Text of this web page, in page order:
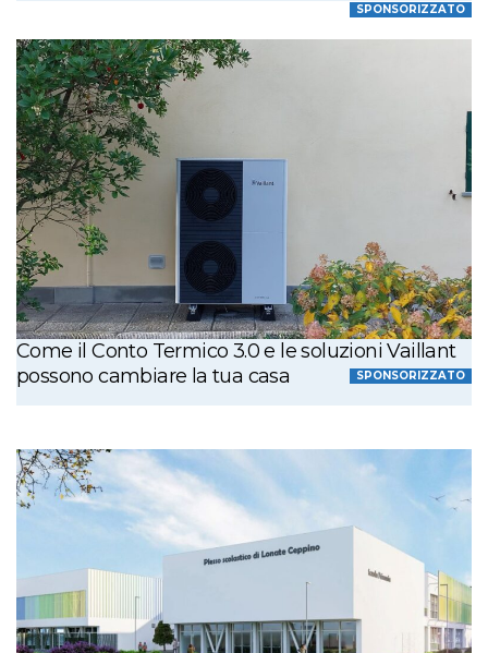
SPONSORIZZATO
Come il Conto Termico 3.0 e le soluzioni Vaillant
possono cambiare la tua casa
SPONSORIZZATO